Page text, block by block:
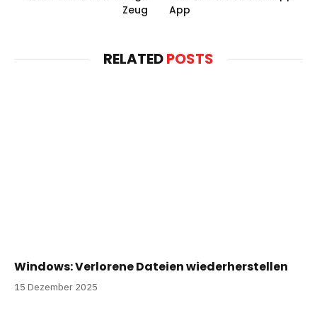
Zeug
App
RELATEDPOSTS
Windows: Verlorene Dateien wiederherstellen
15 Dezember 2025